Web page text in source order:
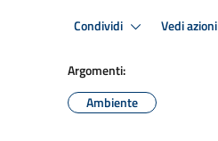
Condividi Vedi azioni
Argomenti:
Ambiente